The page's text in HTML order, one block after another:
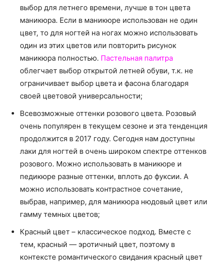
выбор для летнего времени, лучше в тон цвета
маникюра. Если в маникюре использован не один
цвет, то для ногтей на ногах можно использовать
один из этих цветов или повторить рисунок
маникюра полностью. Пастельная палитра
облегчает выбор открытой летней обуви, т.к. не
ограничивает выбор цвета и фасона благодаря
своей цветовой универсальности;
Всевозможные оттенки розового цвета. Розовый
очень популярен в текущем сезоне и эта тенденция
продолжится в 2017 году. Сегодня нам доступны
лаки для ногтей в очень широком спектре оттенков
розового. Можно использовать в маникюре и
педикюре разные оттенки, вплоть до фуксии. А
можно использовать контрастное сочетание,
выбрав, например, для маникюра нюдовый цвет или
гамму темных цветов;
Красный цвет – классическое подход. Вместе с
тем, красный — эротичный цвет, поэтому в
контексте романтического свидания красный цвет